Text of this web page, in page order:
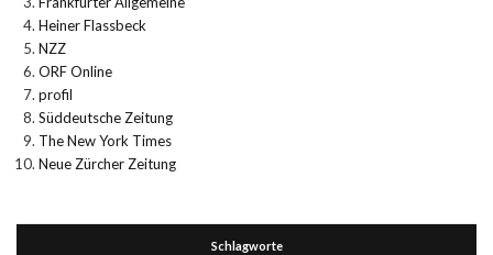
Heiner Flassbeck
NZZ
ORF Online
profil
Süddeutsche Zeitung
The New York Times
Neue Zürcher Zeitung
Schlagworte